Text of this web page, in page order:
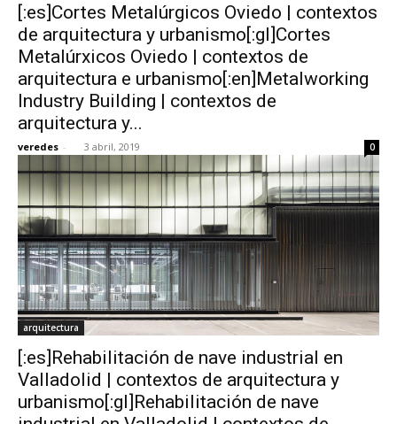
[:es]Cortes Metalúrgicos Oviedo | contextos
de arquitectura y urbanismo[:gl]Cortes
Metalúrxicos Oviedo | contextos de
arquitectura e urbanismo[:en]Metalworking
Industry Building | contextos de
arquitectura y...
veredes - 3 abril, 2019 0
arquitectura
[:es]Rehabilitación de nave industrial en
Valladolid | contextos de arquitectura y
urbanismo[:gl]Rehabilitación de nave